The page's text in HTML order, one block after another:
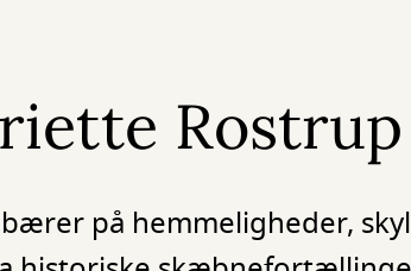
Rostrup
på hemmeligheder,